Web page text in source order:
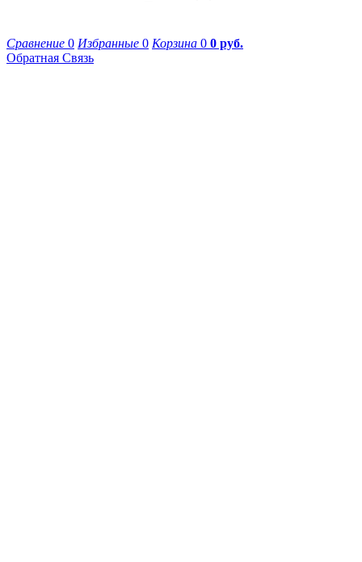
Сравнение 0 Избранные 0 Корзина 0 0 руб.
Обратная Связь